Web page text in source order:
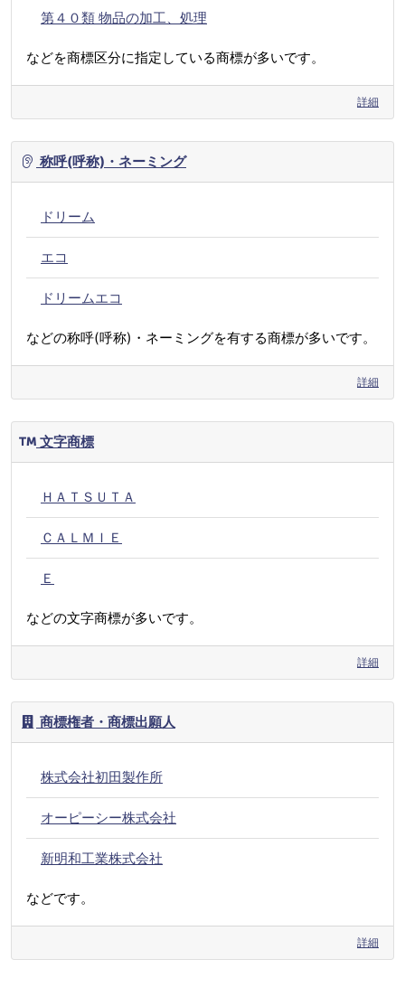
第４０類 物品の加工、処理
などを商標区分に指定している商標が多いです。
詳細
称呼(呼称)・ネーミング
ドリーム
エコ
ドリームエコ
などの称呼(呼称)・ネーミングを有する商標が多いです。
詳細
文字商標
ＨＡＴＳＵＴＡ
ＣＡＬＭＩＥ
Ｅ
などの文字商標が多いです。
詳細
商標権者・商標出願人
株式会社初田製作所
オーピーシー株式会社
新明和工業株式会社
などです。
詳細